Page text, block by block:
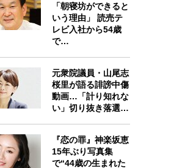
「朝寝坊ができると
いう理由」 読売テ
レビ入社から54歳
で…
元衆院議員・山尾志
桜里が語る誹謗中傷
動画…「計り知れな
い」切り抜き落選…
『恋の罪』神楽坂恵
15年ぶり写真集
で“44歳の生まれた